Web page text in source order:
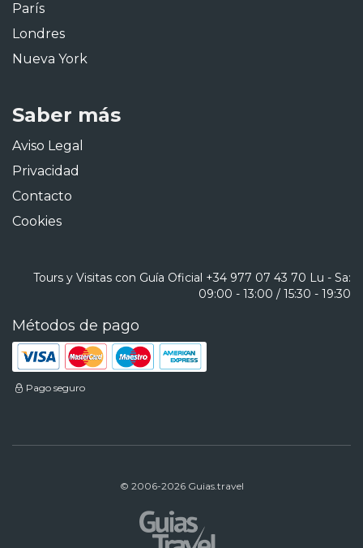
París
Londres
Nueva York
Saber más
Aviso Legal
Privacidad
Contacto
Cookies
Tours y Visitas con Guía Oficial +34 977 07 43 70 Lu - Sa:
09:00 - 13:00 / 15:30 - 19:30
Métodos de pago
Pago seguro
© 2006-2026 Guias.travel